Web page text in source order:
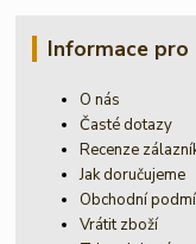
Informace pro
O nás
Časté dotazy
Recenze
Jak doručujeme
Obchodní
Vrátit zboží